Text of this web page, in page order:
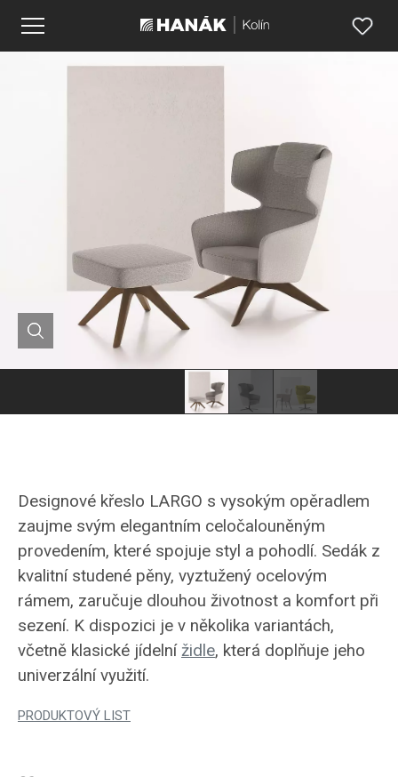
Designové křeslo LARGO s vysokým opěradlem
zaujme svým elegantním celočalouněným
provedením, které spojuje styl a pohodlí. Sedák z
kvalitní studené pěny, vyztužený ocelovým
rámem, zaručuje dlouhou životnost a komfort při
sezení. K dispozici je v několika variantách,
včetně klasické jídelnížidle, která doplňuje jeho
univerzální využití.
PRODUKTOVÝ LIST